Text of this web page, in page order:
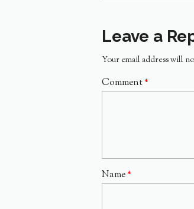
Leave a
Your email address will
Comment*
Name*